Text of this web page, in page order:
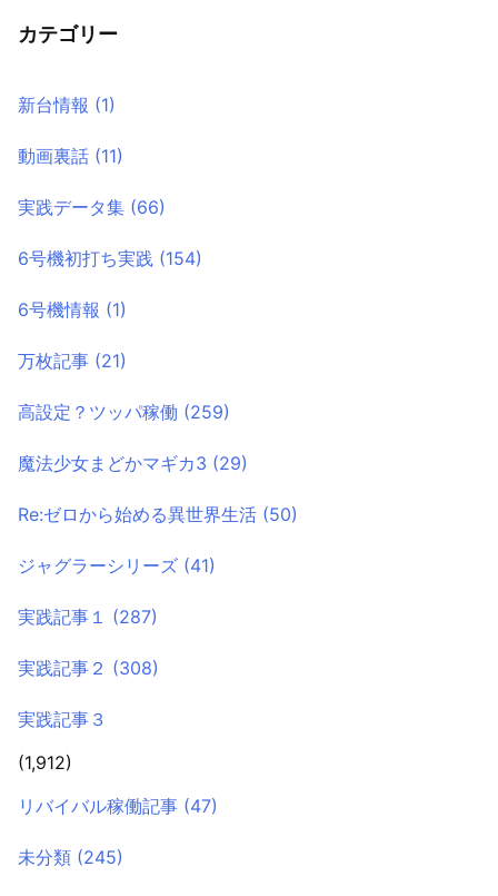
カテゴリー
新台情報 (1)
動画裏話 (11)
実践データ集 (66)
6号機初打ち実践 (154)
6号機情報 (1)
万枚記事 (21)
高設定？ツッパ稼働 (259)
魔法少女まどかマギカ3 (29)
Re:ゼロから始める異世界生活 (50)
ジャグラーシリーズ (41)
実践記事１ (287)
実践記事２ (308)
実践記事３
(1,912)
リバイバル稼働記事 (47)
未分類 (245)